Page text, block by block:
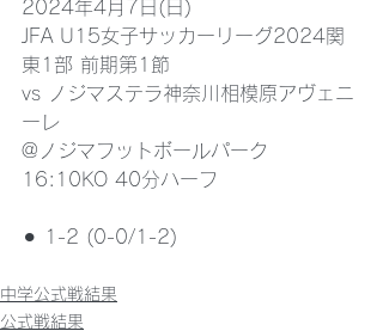
2024年4月7日(日)
JFA U15女子サッカーリーグ2024関
東1部 前期第1節
vs ノジマステラ神奈川相模原アヴェニ
ーレ
@ノジマフットボールパーク
16:10KO 40分ハーフ
⚫︎ 1-2 (0-0/1-2)
中学公式戦結果
公式戦結果